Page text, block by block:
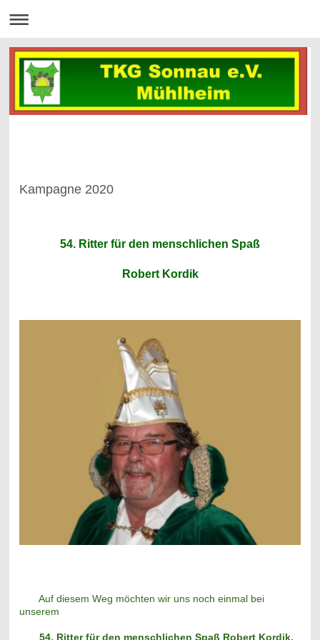
Kampagne 2020
54. Ritter für den menschlichen Spaß
Robert Kordik
Auf diesem Weg möchten wir uns noch einmal bei
unserem
54. Ritter für den menschlichen Spaß Robert Kordik,